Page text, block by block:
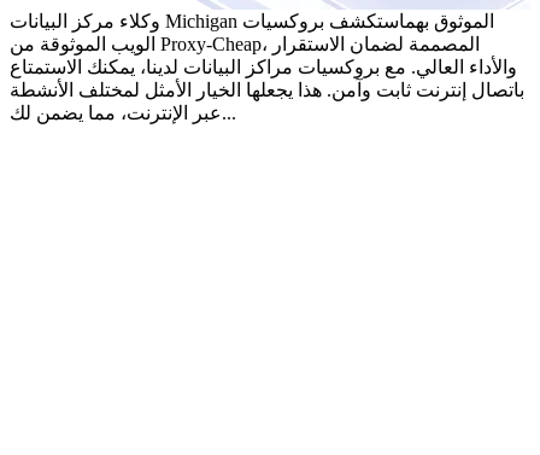
وكلاء مركز البيانات Michigan الموثوق بهماستكشف بروكسيات
الويب الموثوقة من Proxy-Cheap، المصممة لضمان الاستقرار
والأداء العالي. مع بروكسيات مراكز البيانات لدينا، يمكنك الاستمتاع
باتصال إنترنت ثابت وآمن. هذا يجعلها الخيار الأمثل لمختلف الأنشطة
عبر الإنترنت، مما يضمن لك...